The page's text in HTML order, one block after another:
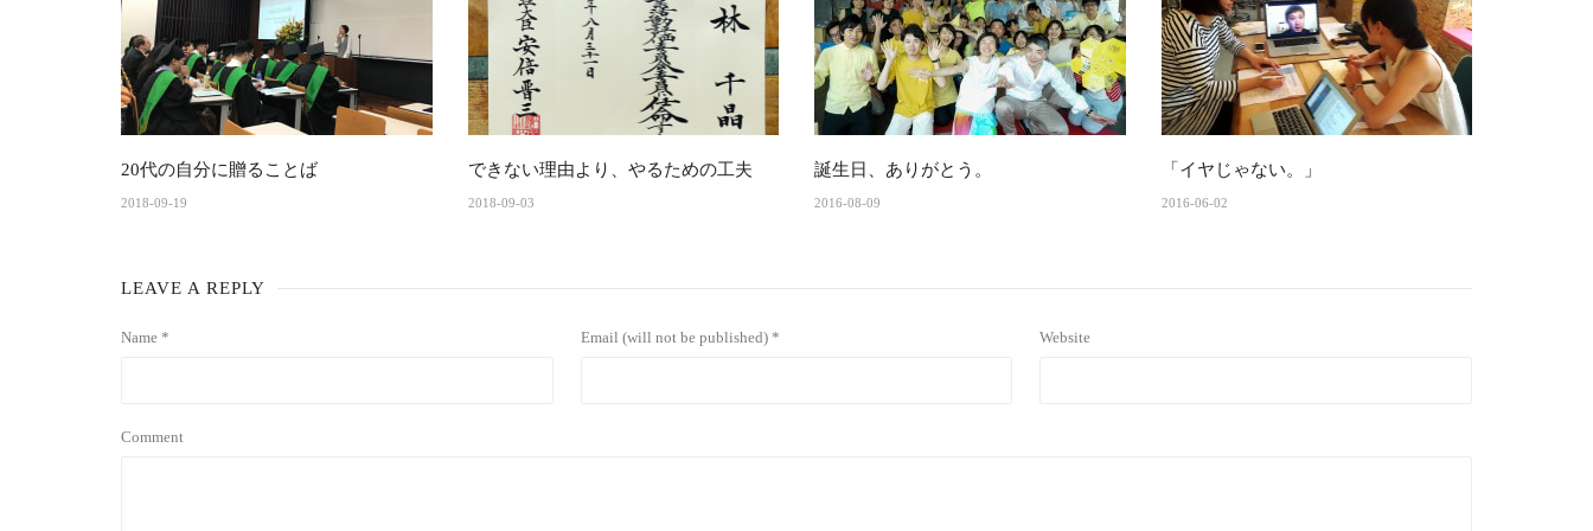
20代の自分に贈ることば
2018-09-19
できない理由より、やるための工夫
2018-09-03
誕生日、ありがとう。
2016-08-09
「イヤじゃない。」
2016-06-02
LEAVE A REPLY
Name * Email (will not be published) * Website
Comment